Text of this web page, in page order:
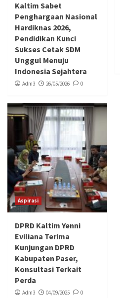
Kaltim Sabet
Penghargaan Nasional
Hardiknas 2026,
Pendidikan Kunci
Sukses Cetak SDM
Unggul Menuju
Indonesia Sejahtera
Adm3 26/05/2026 0
Aspirasi
DPRD Kaltim Yenni
Eviliana Terima
Kunjungan DPRD
Kabupaten Paser,
Konsultasi Terkait
Perda
Adm3 04/09/2025 0